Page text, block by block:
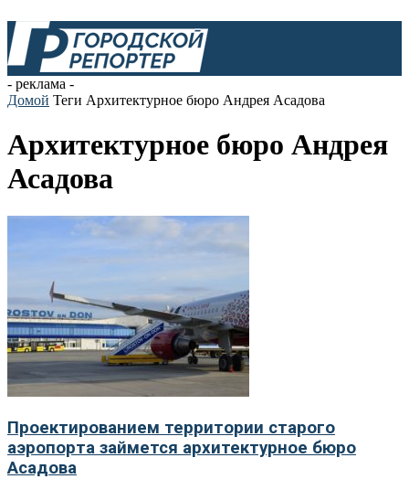
- реклама -
Домой Теги Архитектурное бюро Андрея Асадова
Архитектурное бюро Андрея
Асадова
Проектированием территории старого
аэропорта займется архитектурное бюро
Асадова